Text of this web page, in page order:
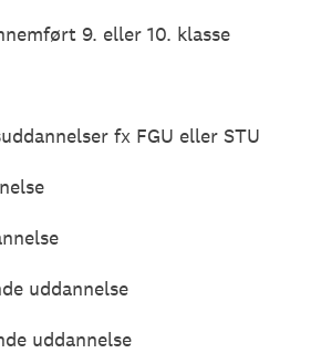
9. eller 10. klasse
fx FGU eller STU
uddannelse
uddannelse